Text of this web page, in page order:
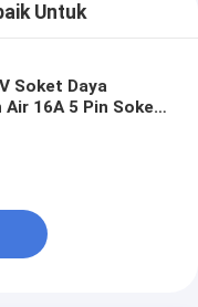
Untuk
Soket Daya
16A 5 Pin Soket